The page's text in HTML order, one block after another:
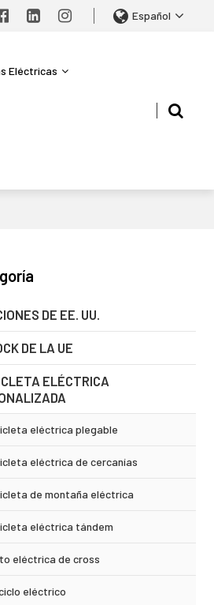
Español
Eléctricas
DE EE. UU.
DE LA UE
ELÉCTRICA
eléctrica plegable
eléctrica de cercanías
de montaña eléctrica
eléctrica tándem
eléctrica de cross
eléctrico